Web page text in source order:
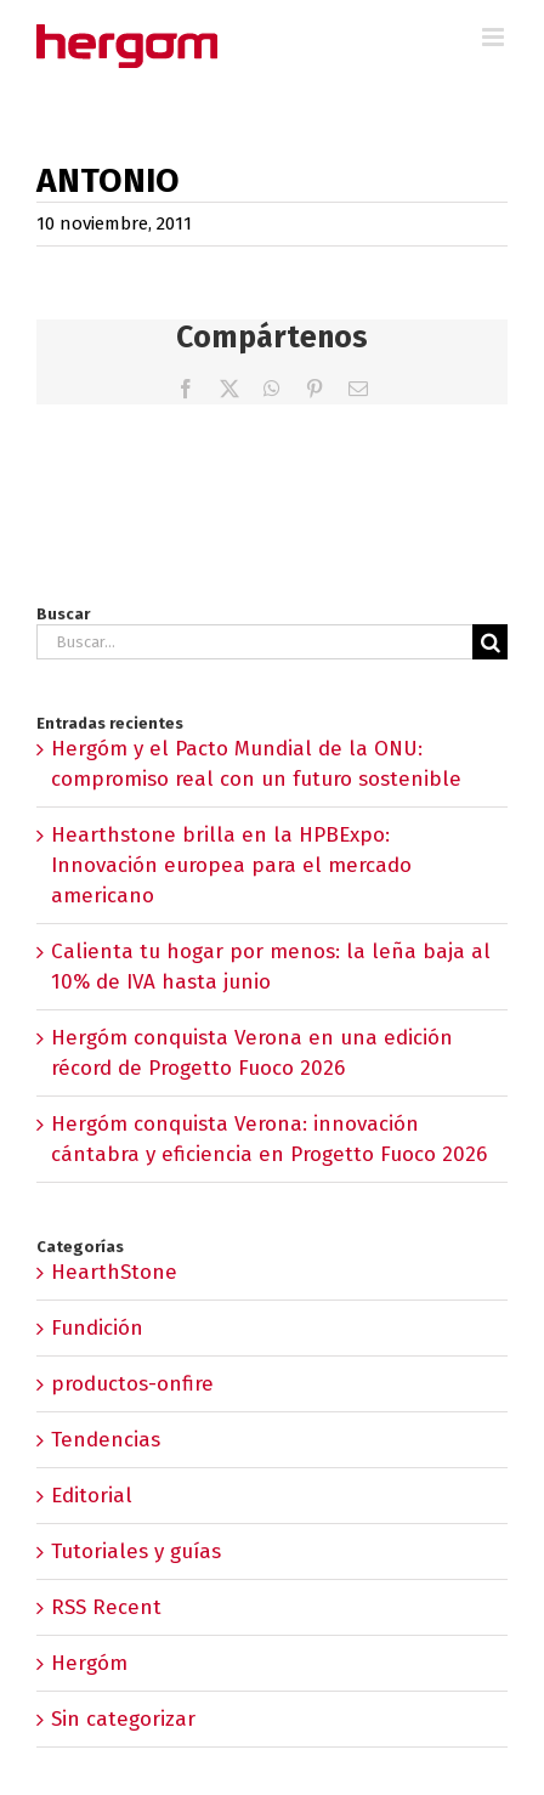
ANTONIO
10 noviembre, 2011
Compártenos
Facebook WhatsApp
PinterestCorreo
Buscar
Buscar:
Entradas recientes
Hergóm y el Pacto Mundial de la ONU:
compromiso real con un futuro sostenible
Hearthstone brilla en la HPBExpo:
Innovación europea para el mercado
americano
Calienta tu hogar por menos: la leña baja al
10% de IVA hasta junio
Hergóm conquista Verona en una edición
récord de Progetto Fuoco 2026
Hergóm conquista Verona: innovación
cántabra y eficiencia en Progetto Fuoco 2026
Categorías
HearthStone
Fundición
productos-onfire
Tendencias
Editorial
Tutoriales y guías
RSS Recent
Hergóm
Sin categorizar